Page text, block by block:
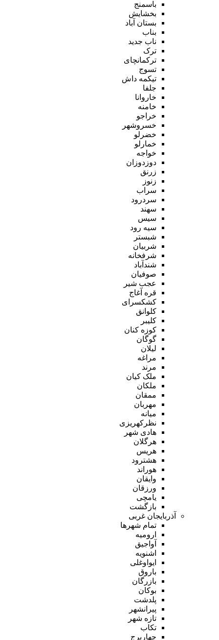
باسمنج
بخشایش
بستان آباد
بناب
ناب جدید
ترک
ترکمانچای
تسوج
تیکمه داش
جلفا
خاروانا
خامنه
خراجو
خسروشهر
خضرلو
خمارلو
خواجه
دوزدوزان
زرنق
زنوز
سراب
سردرود
سهند
سیس
سیه رود
شبستر
شربیان
شرفخانه
شندآباد
صوفیان
عجب شیر
قره آغاج
کشکسرای
کلوانق
کلیبر
کوزه کنان
گوگان
لیلان
مراغه
مرند
ملک کیان
ملکان
ممقان
مهربان
میانه
نظرکهریزی
هادی شهر
هرگلان
هریس
هشترود
هوراند
وایقان
ورزقان
یامچی
بازگشت
آذربایجان غربی
تمام شهر‌ها
ارومیه
آواجیق
اشنویه
ایواوغلی
باروق
بازرگان
بوکان
پلدشت
پیرانشهر
تازه شهر
تکاب
چهاربرج